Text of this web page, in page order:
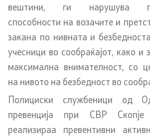
Превенција
Легислатива
Предлог закони
Подзаконски акти
вештини, ги нарушува
способности на возачите и
закана по нивната и
учесници во сообраќајот, како и
максимална внимателност, со
на нивото на безбедност во
Полициски службеници од
превенција при СВР
реализираа превентивни